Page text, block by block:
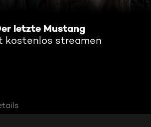
letzte Mustang
kostenlos streamen